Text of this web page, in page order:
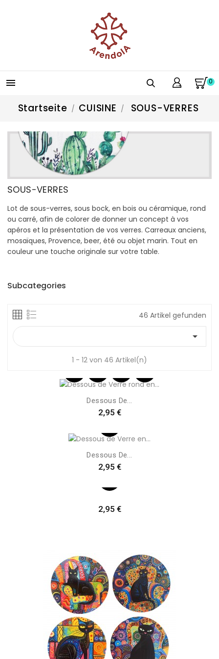
 0
Startseite CUISINE SOUS-VERRES
SOUS-VERRES
Lot de sous-verres, sous bock, en bois ou céramique, rond
ou carré, afin de colorer de donner un concept à vos
apéros et la présentation de vos verres. Carreaux anciens,
mosaïques, Provence, beer, été ou objet marin. Tout en
couleur une touche originale sur votre table.
Subcategories
46 Artikel gefunden

1 - 12 von 46 Artikel(n)
Dessous De...
Preis
2,95 €
Dessous De...
Preis
2,95 €
Preis
2,95 €